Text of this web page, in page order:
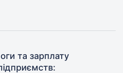
та зарплату